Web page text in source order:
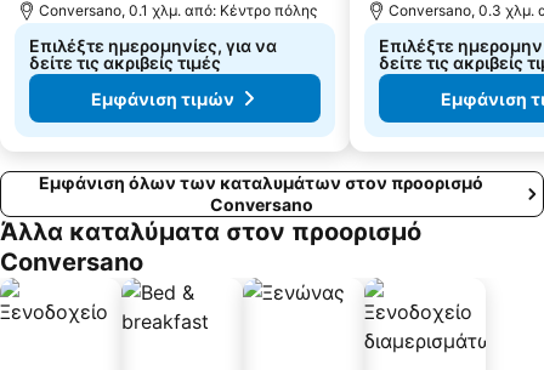
Conversano, 0.1 χλμ. από: Κέντρο πόλης
Επιλέξτε ημερομηνίες, για να
δείτε τις ακριβείς τιμές
Εμφάνιση τιμών
Conversano, 0.3 χλμ.
Επιλέξτε
δείτε τις ακριβείς
Εμφάνιση
Εμφάνιση όλων των καταλυμάτων στον προορισμό
Conversano
Άλλα καταλύματα στον προορισμό
Conversano